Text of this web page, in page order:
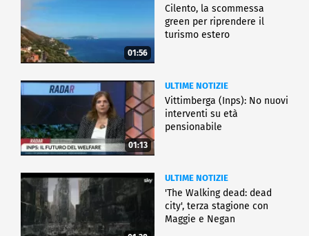
01:56
Cilento, la scommessa
green per riprendere il
turismo estero
01:13
ULTIME NOTIZIE
Vittimberga (Inps): No nuovi
interventi su età
pensionabile
ULTIME NOTIZIE
'The Walking dead: dead
city', terza stagione con
Maggie e Negan